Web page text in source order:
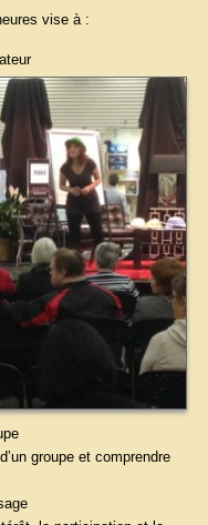
vise à :
groupe et comprendre